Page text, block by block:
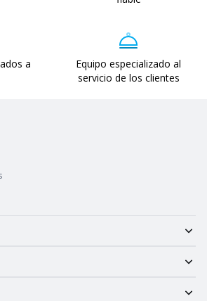
a
Equipo especializado al
servicio de los clientes